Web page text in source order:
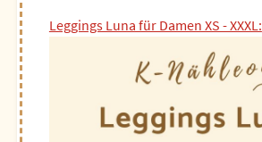
Leggings Luna für Damen XS - XXXL: